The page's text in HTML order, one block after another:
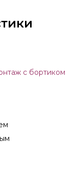
с бортиком